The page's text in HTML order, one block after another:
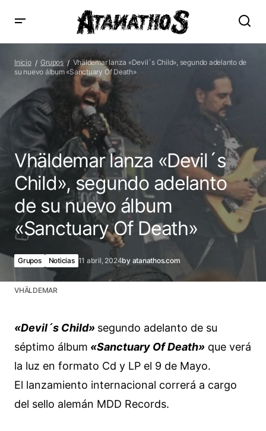
Vhäldemar lanza «Devil´s Child», segundo adelanto de su
nuevo álbum «Sanctuary Of Death»
Inicio Grupos
Vhäldemar lanza «Devil´s Child», segundo adelanto de
su nuevo álbum «Sanctuary Of Death»
Vhäldemar lanza «Devil´s
Child», segundo adelanto
de su nuevo álbum
«Sanctuary Of Death»
Grupos Noticias 11 abril, 2024by atanathos.com
VHÄLDEMAR
«Devil´s Child» segundo adelanto de su
séptimo álbum «Sanctuary Of Death» que verá
la luz en formato Cd y LP el 9 de Mayo.
El lanzamiento internacional correrá a cargo
del sello alemán MDD Records.